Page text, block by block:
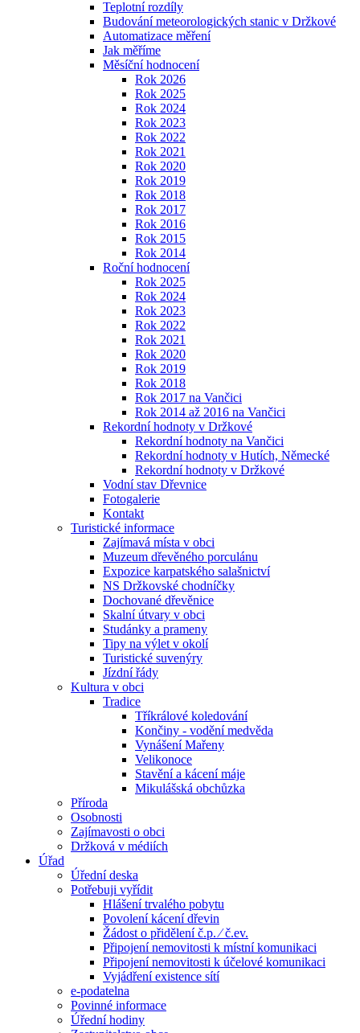
Teplotní rozdíly
Budování meteorologických stanic v Držkové
Automatizace měření
Jak měříme
Měsíční hodnocení
Rok 2026
Rok 2025
Rok 2024
Rok 2023
Rok 2022
Rok 2021
Rok 2020
Rok 2019
Rok 2018
Rok 2017
Rok 2016
Rok 2015
Rok 2014
Roční hodnocení
Rok 2025
Rok 2024
Rok 2023
Rok 2022
Rok 2021
Rok 2020
Rok 2019
Rok 2018
Rok 2017 na Vančici
Rok 2014 až 2016 na Vančici
Rekordní hodnoty v Držkové
Rekordní hodnoty na Vančici
Rekordní hodnoty v Hutích, Německé
Rekordní hodnoty v Držkové
Vodní stav Dřevnice
Fotogalerie
Kontakt
Turistické informace
Zajímavá místa v obci
Muzeum dřevěného porculánu
Expozice karpatského salašnictví
NS Držkovské chodníčky
Dochované dřevěnice
Skalní útvary v obci
Studánky a prameny
Tipy na výlet v okolí
Turistické suvenýry
Jízdní řády
Kultura v obci
Tradice
Tříkrálové koledování
Končiny - vodění medvěda
Vynášení Mařeny
Velikonoce
Stavění a kácení máje
Mikulášská obchůzka
Příroda
Osobnosti
Zajímavosti o obci
Držková v médiích
Úřad
Úřední deska
Potřebuji vyřídit
Hlášení trvalého pobytu
Povolení kácení dřevin
Žádost o přidělení č.p. ⁄ č.ev.
Připojení nemovitosti k místní komunikaci
Připojení nemovitosti k účelové komunikaci
Vyjádření existence sítí
e-podatelna
Povinné informace
Úřední hodiny